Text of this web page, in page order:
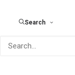
Search